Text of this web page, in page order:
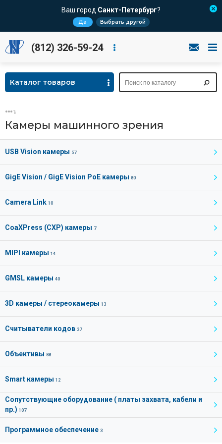
Ваш город Санкт-Петербург?
Да Выбрать другой
(812) 326-59-24
Каталог товаров
Камеры машинного зрения
USB Vision камеры 57
GigE Vision / GigE Vision PoE камеры 80
Camera Link 10
CoaXPress (CXP) камеры 7
MIPI камеры 14
GMSL камеры 40
3D камеры / стереокамеры 13
Считыватели кодов 37
Объективы 88
Smart камеры 12
Сопутствующие оборудование ( платы захвата, кабели и
пр.) 107
Программное обеспечение 3